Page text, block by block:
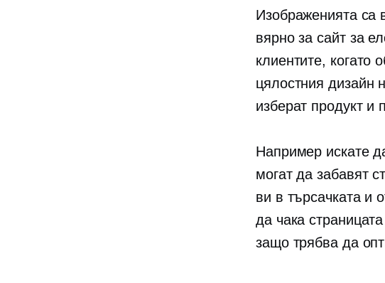
Изображенията са
вярно за сайт за
клиентите, когато
цялостния дизайн
изберат продукт и
Например искате
могат да забавят
ви в търсачката и
да чака
защо трябва да